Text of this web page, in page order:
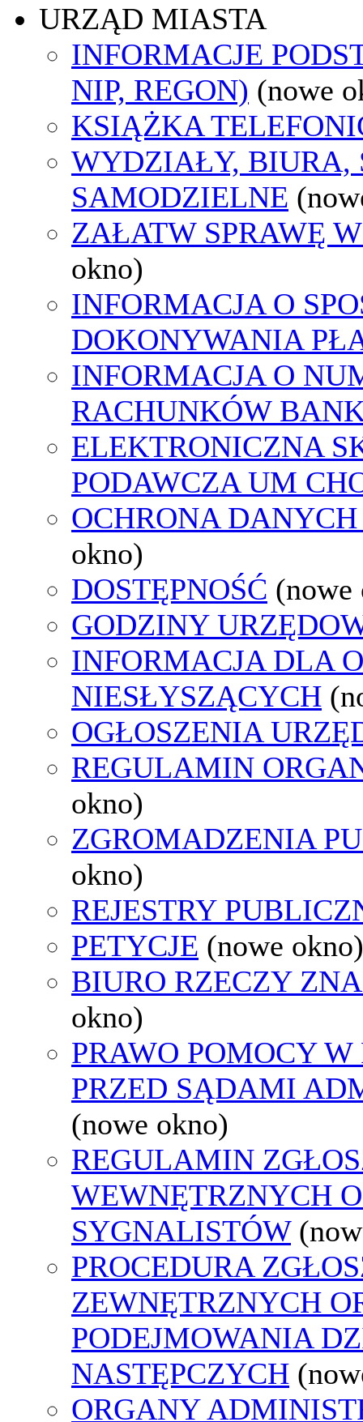
URZĄD MIASTA
INFORMACJE
NIP, REGON) (nowe
KSIĄŻKA
WYDZIAŁY, BIURA,
SAMODZIELNE
ZAŁATW SPRAWĘ
okno)
INFORMACJA O
DOKONYWANIA
INFORMACJA O
RACHUNKÓW
ELEKTRONICZNA
PODAWCZA UM
OCHRONA
okno)
DOSTĘPNOŚĆ (nowe
GODZINY
INFORMACJA DLA
NIESŁYSZĄCYCH
OGŁOSZENIA
REGULAMIN
okno)
ZGROMADZENIA
okno)
REJESTRY
PETYCJE (nowe okno)
BIURO RZECZY
okno)
PRAWO POMOCY
PRZED SĄDAMI
(nowe okno)
REGULAMIN
WEWNĘTRZNYCH
SYGNALISTÓW
PROCEDURA
ZEWNĘTRZNYCH
PODEJMOWANIA
NASTĘPCZYCH
ORGANY